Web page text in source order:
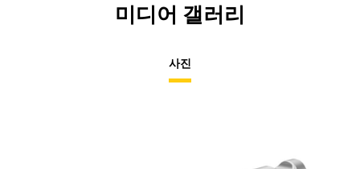
미디어 갤러리
사진